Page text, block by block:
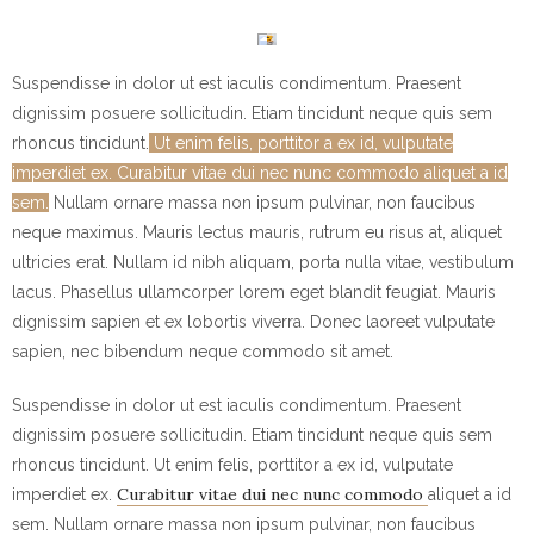
Suspendisse in dolor ut est iaculis condimentum. Praesent
dignissim posuere sollicitudin. Etiam tincidunt neque quis sem
rhoncus tincidunt. Ut enim felis, porttitor a ex id, vulputate
imperdiet ex. Curabitur vitae dui nec nunc commodo aliquet a id
sem.
Nullam ornare massa non ipsum pulvinar, non faucibus
neque maximus. Mauris lectus mauris, rutrum eu risus at, aliquet
ultricies erat. Nullam id nibh aliquam, porta nulla vitae, vestibulum
lacus. Phasellus ullamcorper lorem eget blandit feugiat. Mauris
dignissim sapien et ex lobortis viverra. Donec laoreet vulputate
sapien, nec bibendum neque commodo sit amet.
Suspendisse in dolor ut est iaculis condimentum. Praesent
dignissim posuere sollicitudin. Etiam tincidunt neque quis sem
rhoncus tincidunt. Ut enim felis, porttitor a ex id, vulputate
imperdiet ex. Curabitur vitae dui nec nunc commodo aliquet a id
sem. Nullam ornare massa non ipsum pulvinar, non faucibus